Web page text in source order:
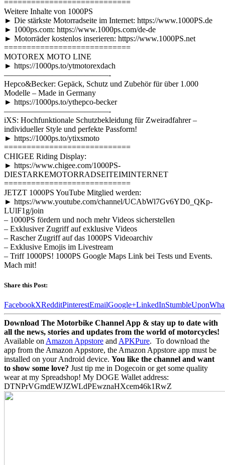
============================
Weitere Inhalte von 1000PS
► Die stärkste Motorradseite im Internet: https://www.1000PS.de
► 1000ps.com: https://www.1000ps.com/de-de
► Motorräder kostenlos inserieren: https://www.1000PS.net
============================
MOTOREX MOTO LINE
► https://1000ps.to/ytmotorexdach
—————————————-
Hepco&Becker: Gepäck, Schutz und Zubehör für über 1.000
Modelle – Made in Germany
► https://1000ps.to/ythepco-becker
—————————————-
iXS: Hochfunktionale Schutzbekleidung für Zweiradfahrer –
individueller Style und perfekte Passform!
► https://1000ps.to/ytixsmoto
============================
CHIGEE Riding Display:
► https://www.chigee.com/1000PS-
DIESTARKEMOTORRADSEITEIMINTERNET
============================
JETZT 1000PS YouTube Mitglied werden:
► https://www.youtube.com/channel/UCAbWl7Gv6YD0_QKp-
LUlF1g/join
– 1000PS fördern und noch mehr Videos sicherstellen
– Exklusiver Zugriff auf exklusive Videos
– Rascher Zugriff auf das 1000PS Videoarchiv
– Exklusive Emojis im Livestream
– Triff 1000PS! 1000PS Google Maps Link bei Tests und Events.
Mach mit!
Share this Post:
FacebookXRedditPinterestEmailGoogle+LinkedInStumbleUpon
Download The Motorbike Channel App & stay up to date with
all the news, stories and updates from the world of motorcycles!
Available on Amazon Appstore and APKPure. To download the
app from the Amazon Appstore, the Amazon Appstore app must be
installed on your Android device. You like the channel and want
to show some love? Just tip me in Dogecoin or get some quality
wear at my Spreadshop! My DOGE Wallet address:
DTNPrVGmdEWJZWLdPEwznaHXcem46k1RwZ